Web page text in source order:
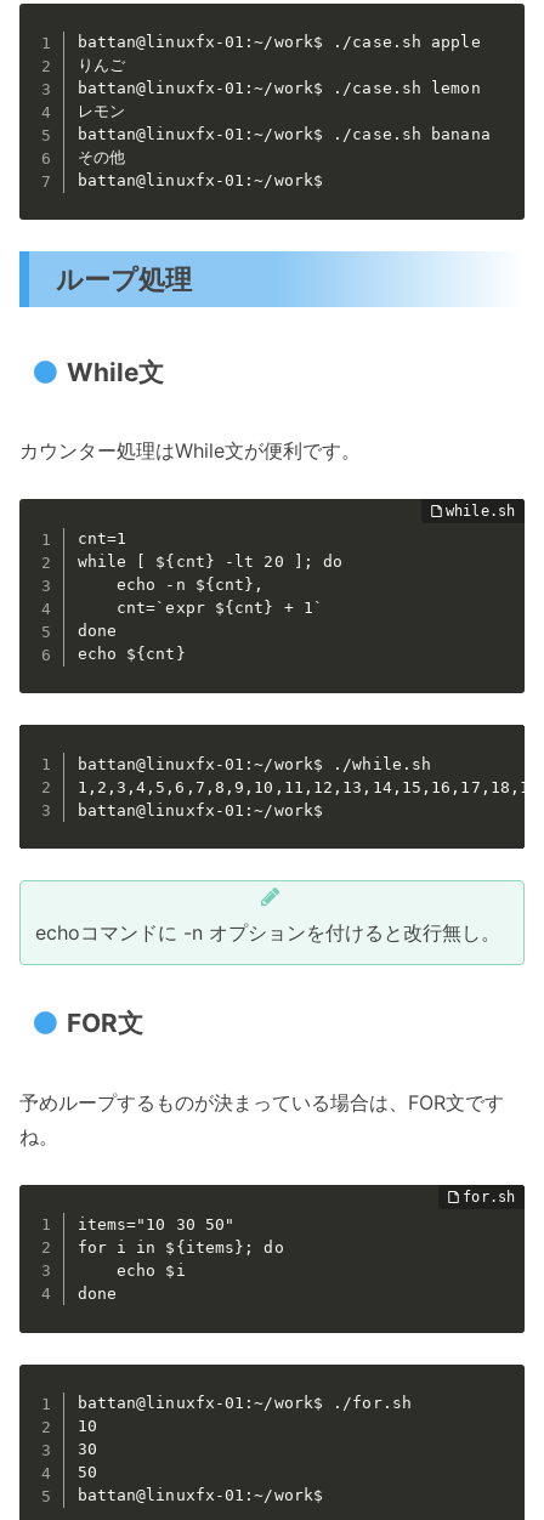
battan@linuxfx-01:~/work$ ./case.sh apple
りんご
battan@linuxfx-01:~/work$ ./case.sh lemon
レモン
battan@linuxfx-01:~/work$ ./case.sh banana
その他
battan@linuxfx-01:~/work$
ループ処理
While文
カウンター処理はWhile文が便利です。
cnt=1
while [ ${cnt} -lt 20 ]; do
    echo -n ${cnt},
    cnt=`expr ${cnt} + 1`
done
echo ${cnt}
battan@linuxfx-01:~/work$ ./while.sh
battan@linuxfx-01:~/work$
echoコマンドに -n オプションを付けると改行無し。
FOR文
予めループするものが決まっている場合は、FOR文です
ね。
items="10 30 50"
for i in ${items}; do
    echo $i
done
battan@linuxfx-01:~/work$ ./for.sh
10
30
50
battan@linuxfx-01:~/work$